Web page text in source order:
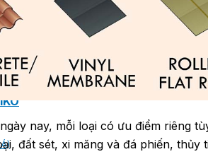
nay, mỗi loại có ưu điểm riêng
đất sét, xi măng và đá phiến,